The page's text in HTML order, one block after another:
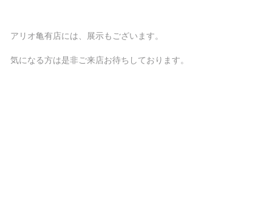
アリオ亀有店には、展示もございます。
気になる方は是非ご来店お待ちしております。